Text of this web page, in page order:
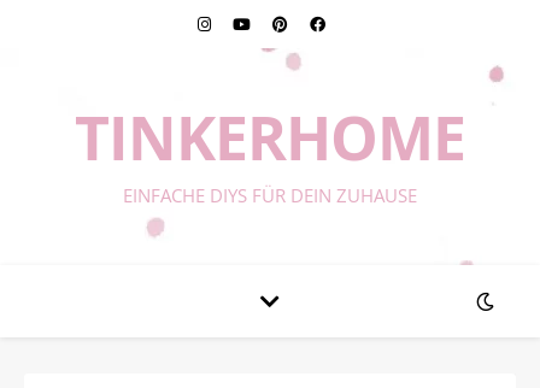
TINKERHOME
EINFACHE DIYS FÜR DEIN ZUHAUSE